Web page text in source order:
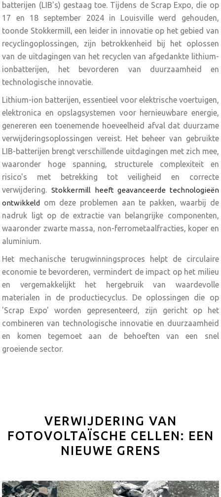
batterijen (LIB's) gestaag toe. Tijdens de Scrap Expo, die op
17 en 18 september 2024 in Louisville werd gehouden,
toonde Stokkermill, een leider in innovatie op het gebied van
recyclingoplossingen, zijn betrokkenheid bij het oplossen
van de uitdagingen van het recyclen van afgedankte lithium-
ionbatterijen, het bevorderen van duurzaamheid en
technologische innovatie.‍
Lithium-ion batterijen, essentieel voor elektrische voertuigen,
elektronica en opslagsystemen voor hernieuwbare energie,
genereren een toenemende hoeveelheid afval dat duurzame
verwijderingsoplossingen vereist. Het beheer van gebruikte
LIB-batterijen brengt verschillende uitdagingen met zich mee,
waaronder hoge spanning, structurele complexiteit en
risico's met betrekking tot veiligheid en correcte
verwijdering. Stokkermill heeft geavanceerde technologieën
ontwikkeld om deze problemen aan te pakken, waarbij de
nadruk ligt op de extractie van belangrijke componenten,
waaronder zwarte massa, non-ferrometaalfracties, koper en
aluminium.
Het mechanische terugwinningsproces helpt de circulaire
economie te bevorderen, vermindert de impact op het milieu
en vergemakkelijkt het hergebruik van waardevolle
materialen in de productiecyclus. De oplossingen die op
'Scrap Expo' worden gepresenteerd, zijn gericht op het
combineren van technologische innovatie en duurzaamheid
en komen tegemoet aan de behoeften van een snel
groeiende sector.
VERWIJDERING VAN
FOTOVOLTAÏSCHE CELLEN: EEN
NIEUWE GRENS